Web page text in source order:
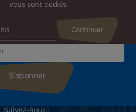
toutes nos offres spéciales et
prochain voyage !
e-mail ici
Suivez-nous :
vous sont dédiés.